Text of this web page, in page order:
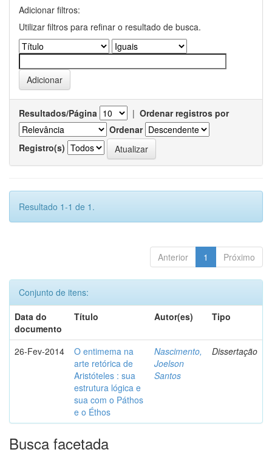
Adicionar filtros:
Utilizar filtros para refinar o resultado de busca.
Resultados/Página | Ordenar registros por
Ordenar
Registro(s)
Resultado 1-1 de 1.
Anterior 1 Próximo
Conjunto de itens:
Data do
documento
Título Autor(es) Tipo
26-Fev-2014
O entimema na
arte retórica de
Aristóteles : sua
estrutura lógica e
sua com o Páthos
e o Éthos
Nascimento,
Joelson
Santos
Dissertação
Busca facetada